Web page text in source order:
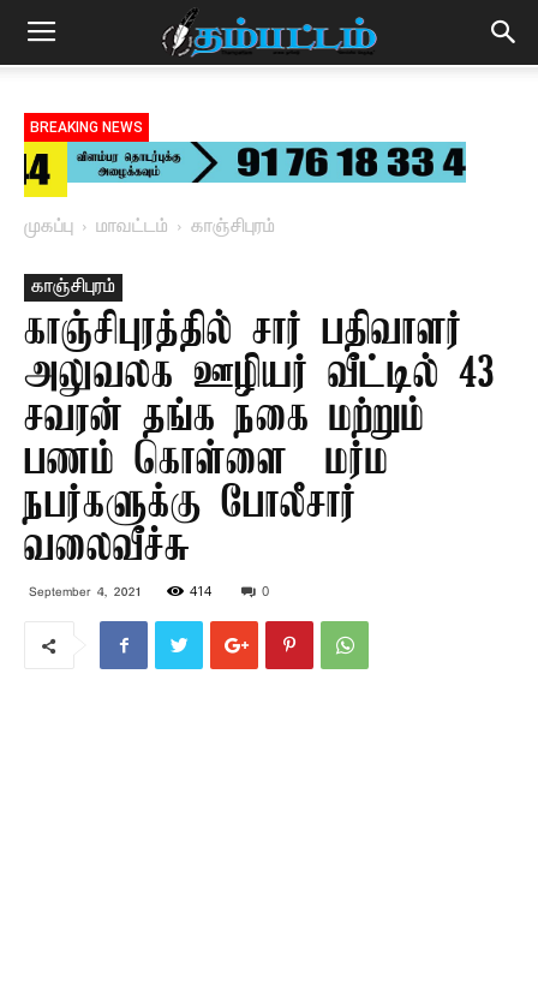
BREAKING NEWS
முகப்பு மாவட்டம் காஞ்சிபுரம்
காஞ்சிபுரம்
காஞ்சிபுரத்தில் சார் பதிவாளர்
அலுவலக ஊழியர் வீட்டில் 43
சவரன் தங்க நகை மற்றும்
பணம் கொள்ளை – மர்ம
நபர்களுக்கு போலீசார்
வலைவீச்சு
September 4, 2021 414 0